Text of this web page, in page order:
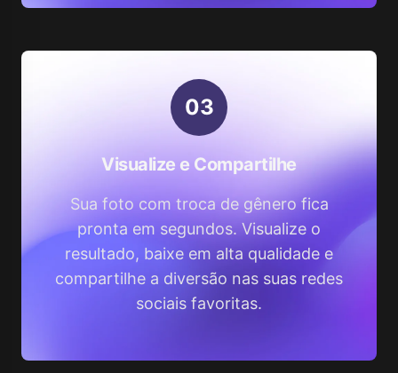
03
Visualize e Compartilhe
Sua foto com troca de gênero fica
pronta em segundos. Visualize o
resultado, baixe em alta qualidade e
compartilhe a diversão nas suas redes
sociais favoritas.